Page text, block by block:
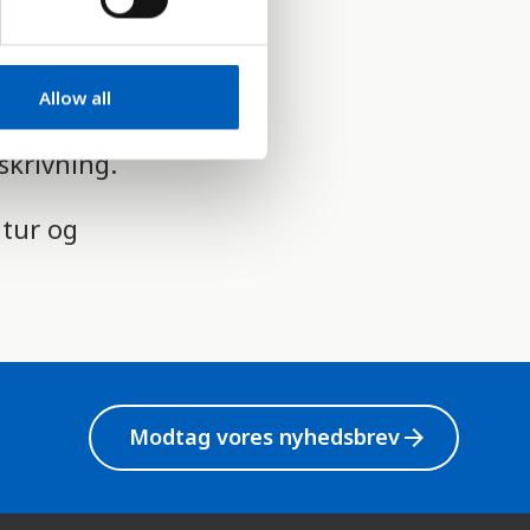
Allow all
i
godt
og
Modtag vores nyhedsbrevarrow_forward